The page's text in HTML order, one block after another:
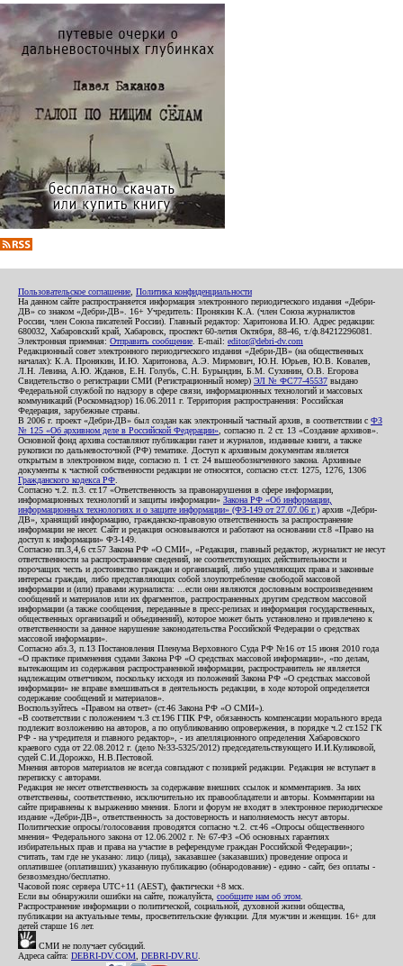
Пользовательское соглашение Политика конфиденциальности
На данном сайте распространяется информация электронного периодического издания «Дебри-
ДВ» со знаком «Дебри-ДВ». 16+ Учредитель: Пронякин К.А. (член Союза журналистов
России, член Союза писателей России). Главный редактор: Харитонова И.Ю. Адрес редакции:
680032, Хабаровский край, Хабаровск, проспект 60-летия Октября, 88-46, т./ф.84212296081.
Электронная приемная: Отправить сообщение . E-mail: editor@debri-dv.com
Редакционный совет электронного периодического издания «Дебри-ДВ» (на общественных
началах): К.А. Пронякин, И.Ю. Харитонова, А.Э. Мирмович, Ю.Н. Юрьев, Ю.В. Ковалев,
Л.Н. Левина, А.Ю. Жданов, Е.Н. Голубь, С.Н. Бурындин, Б.М. Сухинин, О.В. Егорова
Свидетельство о регистрации СМИ (Регистрационный номер) ЭЛ № ФС77-45537 выдано
Федеральной службой по надзору в сфере связи, информационных технологий и массовых
коммуникаций (Роскомнадзор) 16.06.2011 г. Территория распространения: Российская
Федерация, зарубежные страны.
В 2006 г. проект «Дебри-ДВ» был создан как электронный частный архив, в соответствии с ФЗ
№ 125 «Об архивном деле в Российской Федерации» , согласно п. 2 ст. 13 «Создание архивов».
Основной фонд архива составляют публикации газет и журналов, изданные книги, а также
рукописи по дальневосточной (РФ) тематике. Доступ к архивным документам является
открытым в электронном виде, согласно п. 1 ст. 24 вышеобозначенного закона. Архивные
документы к частной собственности редакции не относятся, согласно ст.ст. 1275, 1276, 1306
Гражданского кодекса РФ
Согласно ч.2. п.3. ст.17 «Ответственность за правонарушения в сфере информации,
информационных технологий и защиты информации» Закона РФ «Об информации,
информационных технологиях и о защите информации» (ФЗ-149 от 27.07.06 г.) архив «Дебри-
ДВ», хранящий информацию, гражданско-правовую ответственность за распространение
информации не несет. Сайт и редакция основываются и работают на основании ст.8 «Право на
доступ к информации» ФЗ-149.
Согласно пп.3,4,6 ст.57 Закона РФ «О СМИ», «Редакция, главный редактор, журналист не несут
ответственности за распространение сведений, не соответствующих действительности и
порочащих честь и достоинство граждан и организаций, либо ущемляющих права и законные
интересы граждан, либо представляющих собой злоупотребление свободой массовой
информации и (или) правами журналиста: ...если они являются дословным воспроизведением
сообщений и материалов или их фрагментов, распространенных другим средством массовой
информации (а также сообщения, переданные в пресс-релизах и информация государственных,
общественных организаций и объединений), которое может быть установлено и привлечено к
ответственности за данное нарушение законодательства Российской Федерации о средствах
массовой информации».
Согласно абз.3, п.13 Постановления Пленума Верховного Суда РФ №16 от 15 июня 2010 года
«О практике применения судами Закона РФ «О средствах массовой информации», «по делам,
вытекающим из содержания распространенной информации, распространитель не является
надлежащим ответчиком, поскольку исходя из положений Закона РФ «О средствах массовой
информации» не вправе вмешиваться в деятельность редакции, в ходе которой определяется
содержание сообщений и материалов».
Воспользуйтесь «Правом на ответ» (ст.46 Закона РФ «О СМИ»).
«В соответствии с положением ч.3 ст.196 ГПК РФ, обязанность компенсации морального вреда
подлежит возложению на авторов, а по опубликованию опровержения, в порядке ч.2 ст.152 ГК
РФ - на учредителя и главного редактор», - из апелляционного определения Хабаровского
краевого суда от 22.08.2012 г. (дело №33-5325/2012) председательствующего И.И.Куликовой,
судей С.И.Дорожко, Н.В.Пестовой.
Мнения авторов материалов не всегда совпадают с позицией редакции. Редакция не вступает в
переписку с авторами.
Редакция не несет ответственность за содержание внешних ссылок и комментариев. За них
ответственны, соответственно, исключительно их правообладатели и авторы. Комментарии на
сайте приравнены к выражению мнения. Блоги и форум не входят в электронное периодическое
издание «Дебри-ДВ», ответственность за достоверность и наполняемость несут авторы.
Политические опросы/голосования проводятся согласно ч.2. ст.46 «Опросы общественного
мнения» Федерального закона от 12.06.2002 г. № 67-ФЗ «Об основных гарантиях
избирательных прав и права на участие в референдуме граждан Российской Федерации»;
считать, там где не указано: лицо (лица), заказавшее (заказавших) проведение опроса и
оплатившее (оплативших) указанную публикацию (обнародование) - едино - сайт, без оплаты -
безвозмездно/бесплатно.
Часовой пояс сервера UTC+11 (AEST), фактически +8 мск.
Если вы обнаружили ошибки на сайте, пожалуйста, сообщите нам об этом
Распространение информации о политической, социальной, духовной жизни общества,
публикации на актуальные темы, просветительские функции. Для мужчин и женщин. 16+ для
детей старше 16 лет.
СМИ не получает субсидий.
Адреса сайта: DEBRI-DV.COM DEBRI-DV.RU